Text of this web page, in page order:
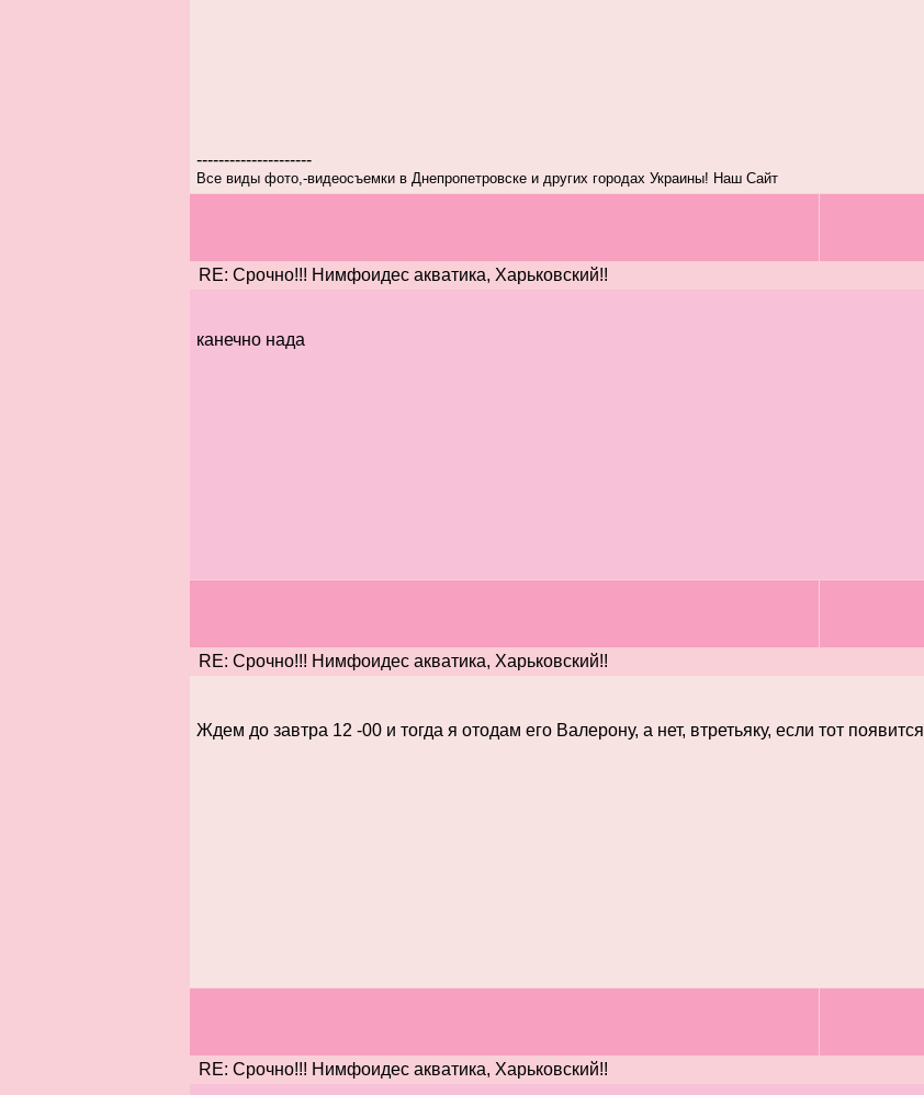
---------------------
Все виды фото,-видеосъемки в Днепропетровске и других городах Украины! Наш Сайт
RE: Срочно!!! Нимфоидес акватика, Харьковский!!
канечно нада
RE: Срочно!!! Нимфоидес акватика, Харьковский!!
Ждем до завтра 12 -00 и тогда я отодам его Валерону, а нет, втретьяку, если тот появится
RE: Срочно!!! Нимфоидес акватика, Харьковский!!